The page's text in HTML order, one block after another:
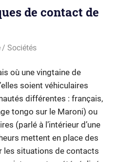
de contact de
Sociétés
où une vingtaine de
soient véhiculaires
différentes : français,
tongo sur le Maroni) ou
(parlé à l’intérieur d’une
mettent en place des
les situations de contacts